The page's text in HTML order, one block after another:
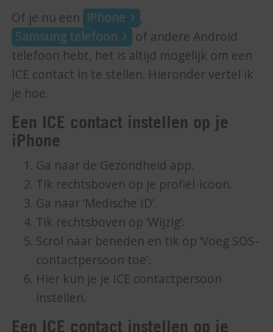
Of je nu een iPhone
,
Samsung telefoon
of andere Android
telefoon hebt, het is altijd mogelijk om een
ICE contact in te stellen. Hieronder vertel ik
je hoe.
Een ICE contact instellen op je
iPhone
Ga naar de Gezondheid app.
Tik rechtsboven op je profiel-icoon.
Ga naar ‘Medische ID’.
Tik rechtsboven op ‘Wijzig’.
Scrol naar beneden en tik op ‘Voeg SOS-
contactpersoon toe’.
Hier kun je je ICE contactpersoon
instellen.
Een ICE contact instellen op je